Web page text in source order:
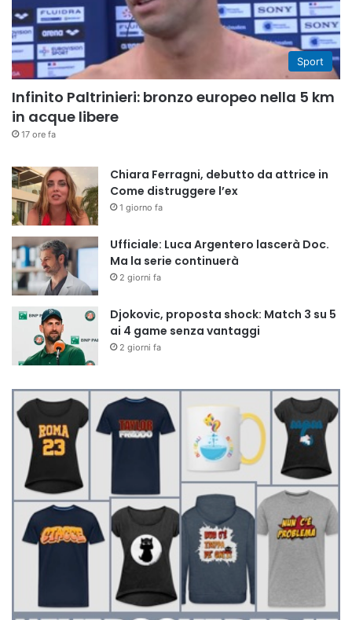
Sport
Infinito Paltrinieri: bronzo europeo nella 5 km
in acque libere
17 ore fa
Chiara Ferragni, debutto da attrice in
Come distruggere l’ex
1 giorno fa
Ufficiale: Luca Argentero lascerà Doc.
Ma la serie continuerà
2 giorni fa
Djokovic, proposta shock: Match 3 su 5
ai 4 game senza vantaggi
2 giorni fa